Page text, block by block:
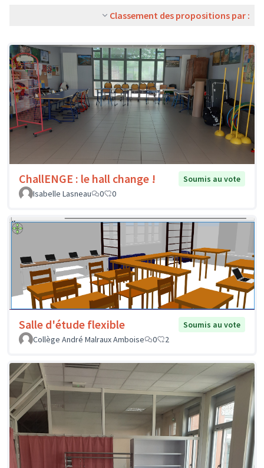
Classement des propositions par :
ChallENGE : le hall change !
Soumis au vote
Isabelle Lasneau
0 0
Salle d'étude flexible
Soumis au vote
Collège André Malraux Amboise
0 2